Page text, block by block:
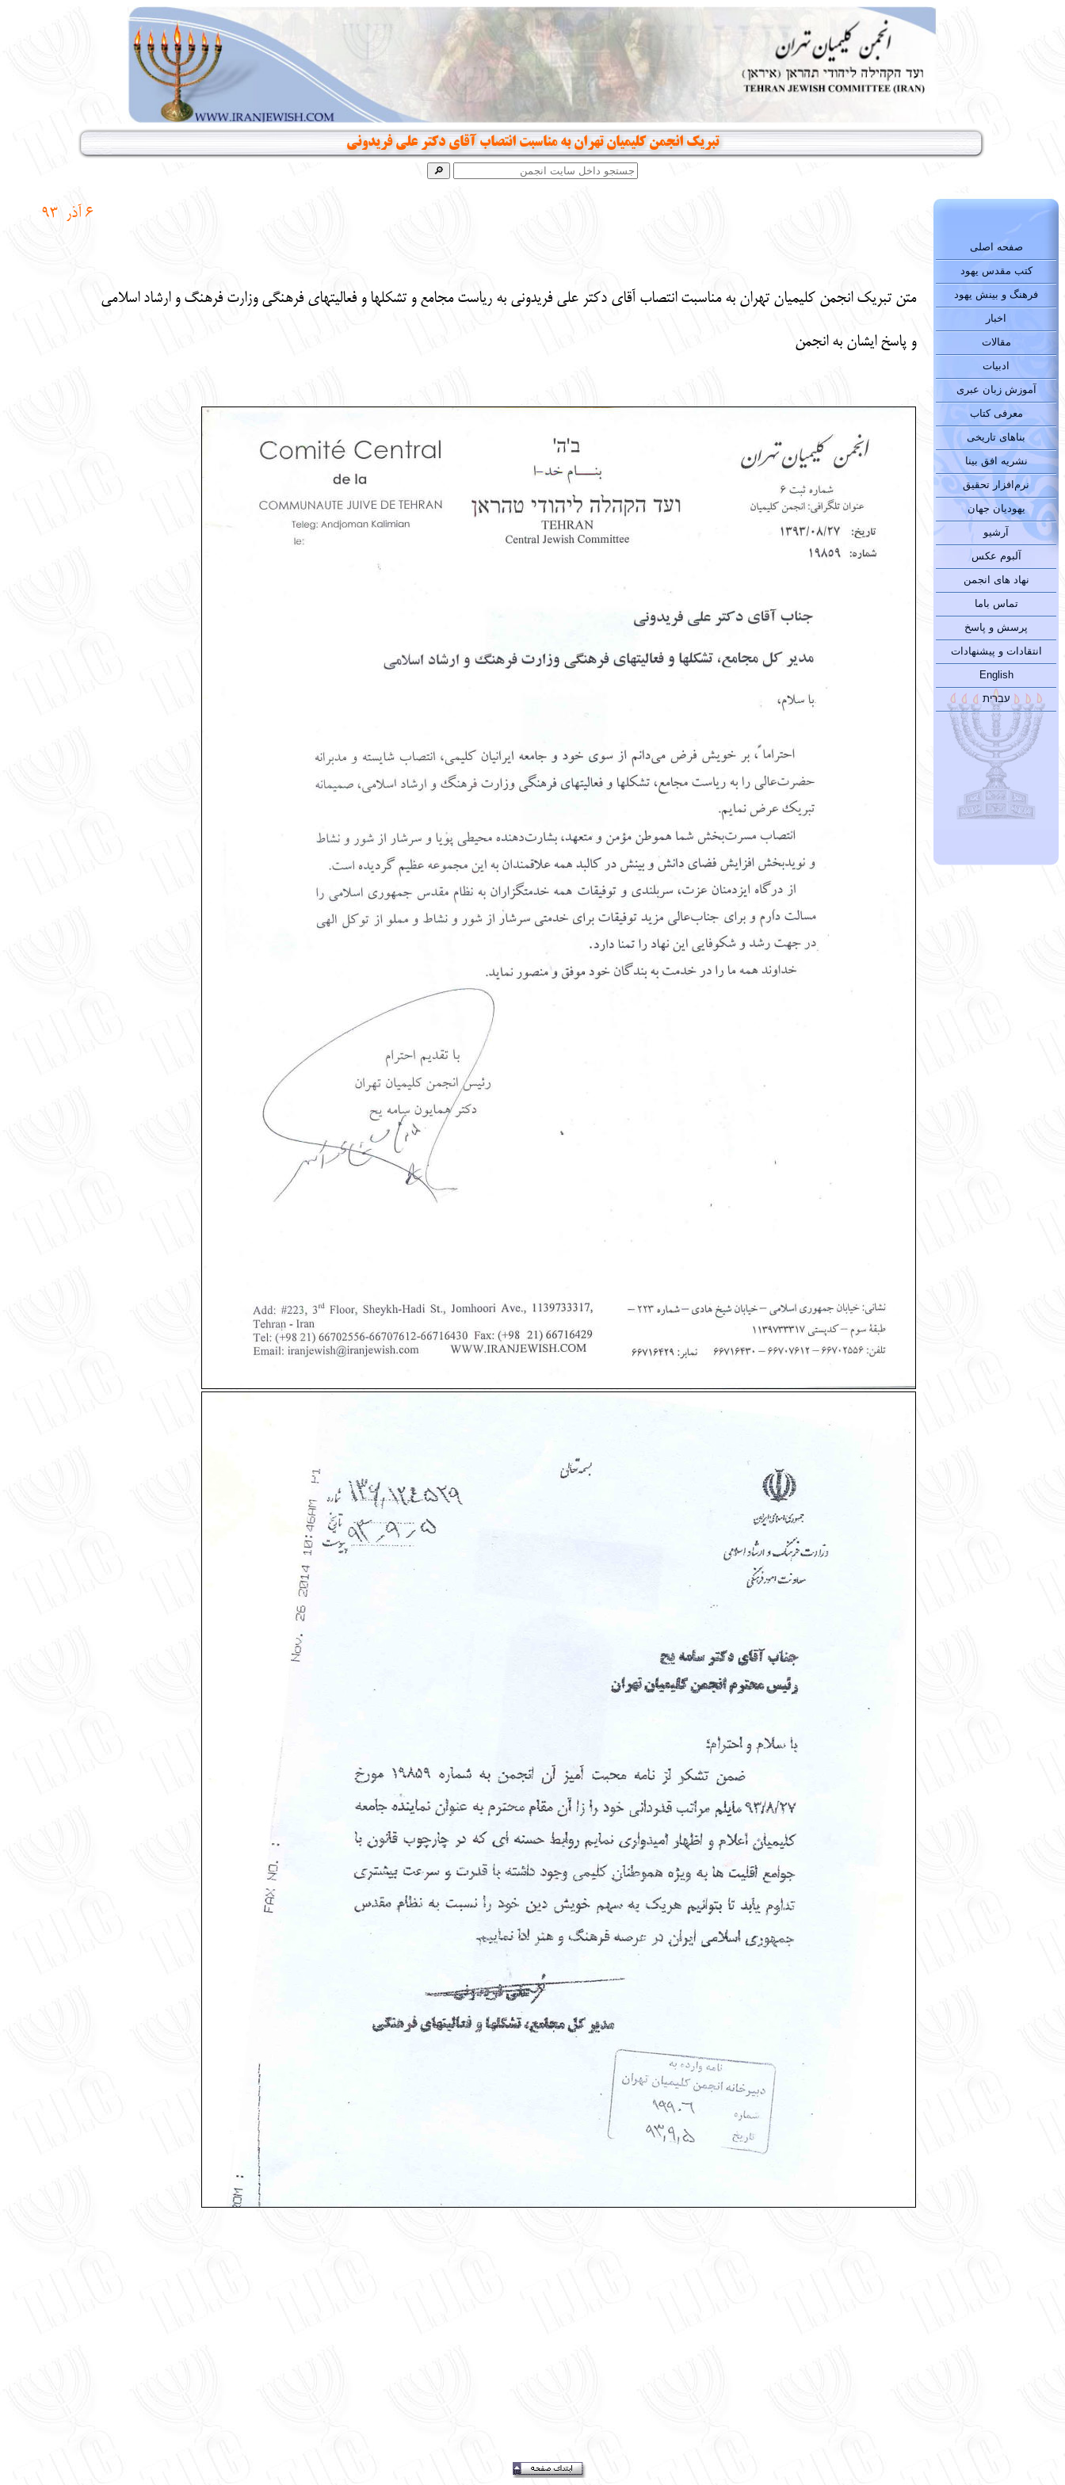
تبریک انجمن کلیمیان تهران به مناسبت انتصاب آقای دکتر علی فریدونی
صفحه اصلی
کتب مقدس یهود
فرهنگ و بینش یهود
اخبار
مقالات
ادبیات
آموزش زبان عبری
معرفی کتاب
بناهای تاریخی
نشریه افق بینا
نرم‌افزار تحقیق
یهودیان جهان
آرشیو
آلبوم عکس
نهاد های انجمن
تماس باما
پرسش و پاسخ
انتقادات و پیشنهادات
English
עברית
6 آذر 93
متن تبریک انجمن کلیمیان تهران به مناسبت انتصاب آقای دکتر علی فریدونی به ریاست مجامع و تشکلها و فعالیتهای فرهنگی وزارت فرهنگ و ارشاد اسلامی
و پاسخ ایشان به انجمن